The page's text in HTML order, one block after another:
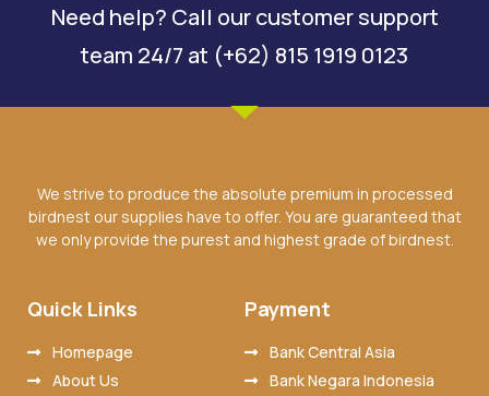
Need help? Call our customer support
team 24/7 at (+62) 815 1919 0123
We strive to produce the absolute premium in processed
birdnest our supplies have to offer. You are guaranteed that
we only provide the purest and highest grade of birdnest.
Quick Links
Homepage
About Us
Payment
Bank Central Asia
Bank Negara Indonesia